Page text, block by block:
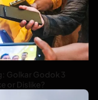
Golkar Godok 3
or Dislike?